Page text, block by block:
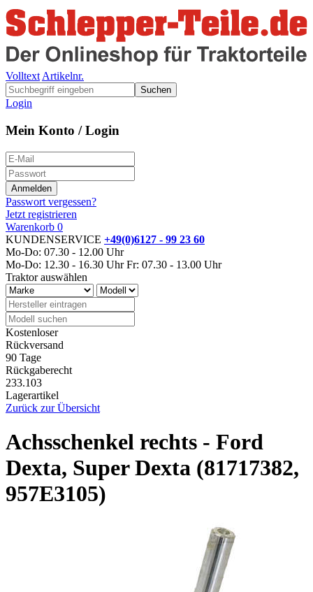
Volltext Artikelnr.
Suchen
Login
Mein Konto / Login
Passwort vergessen?
Jetzt registrieren
Warenkorb 0
KUNDENSERVICE +49(0)6127 - 99 23 60
Mo-Do: 07.30 - 12.00 Uhr
Mo-Do: 12.30 - 16.30 Uhr Fr: 07.30 - 13.00 Uhr
Traktor auswählen
Kostenloser
Rückversand
90 Tage
Rückgaberecht
233.103
Lagerartikel
Zurück zur Übersicht
Achsschenkel rechts - Ford
Dexta, Super Dexta (81717382,
957E3105)